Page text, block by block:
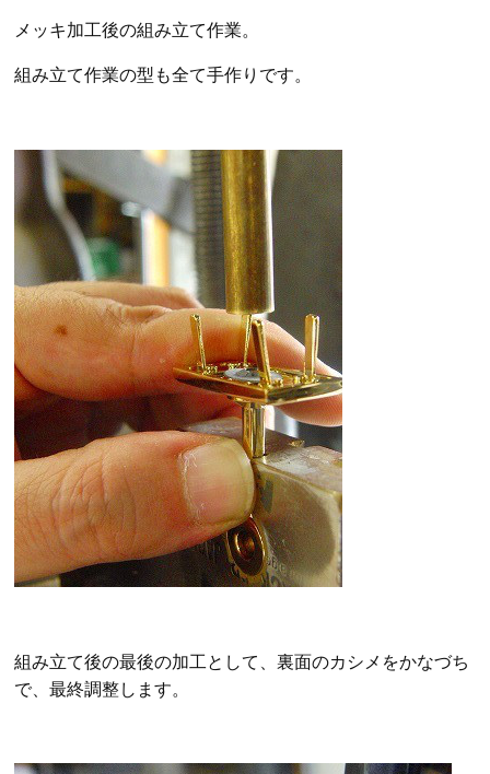
メッキ加工後の組み立て作業。
組み立て作業の型も全て手作りです。
組み立て後の最後の加工として、裏面のカシメをかなづち
で、最終調整します。